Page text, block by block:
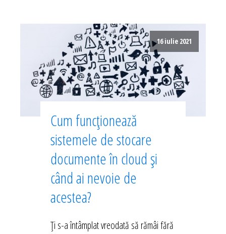
16 iulie 2021
Cum funcționează
sistemele de stocare
documente în cloud și
când ai nevoie de
acestea?
Ți s-a întâmplat vreodată să rămâi fără